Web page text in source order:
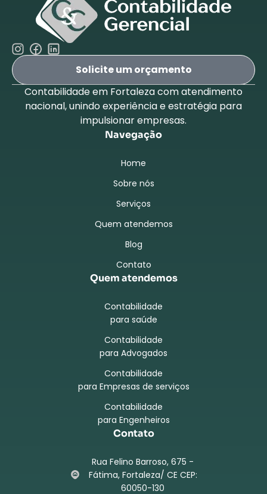
Solicite um orçamento
Contabilidade em Fortaleza com atendimento
nacional, unindo experiência e estratégia para
impulsionar empresas.
Navegação
Home
Sobre nós
Serviços
Quem atendemos
Blog
Contato
Quem atendemos
Contabilidade
para saúde
Contabilidade
para Advogados
Contabilidade
para Empresas de serviços
Contabilidade
para Engenheiros
Contato
Rua Felino Barroso, 675 -
Fátima, Fortaleza/ CE CEP:
60050-130